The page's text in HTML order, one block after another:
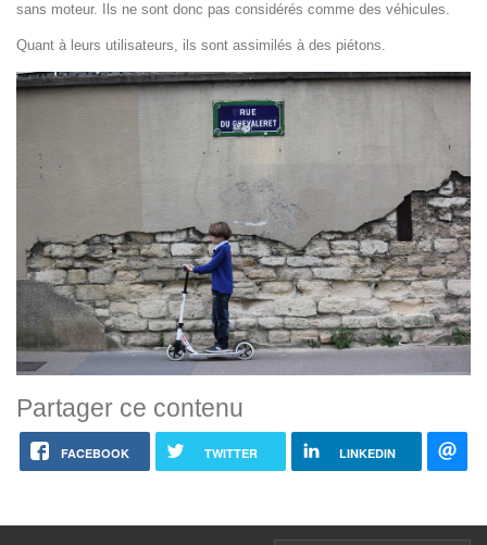
sans moteur. Ils ne sont donc pas considérés comme des véhicules.
Quant à leurs utilisateurs, ils sont assimilés à des piétons.
Partager ce contenu
FACEBOOK TWITTER LINKEDIN